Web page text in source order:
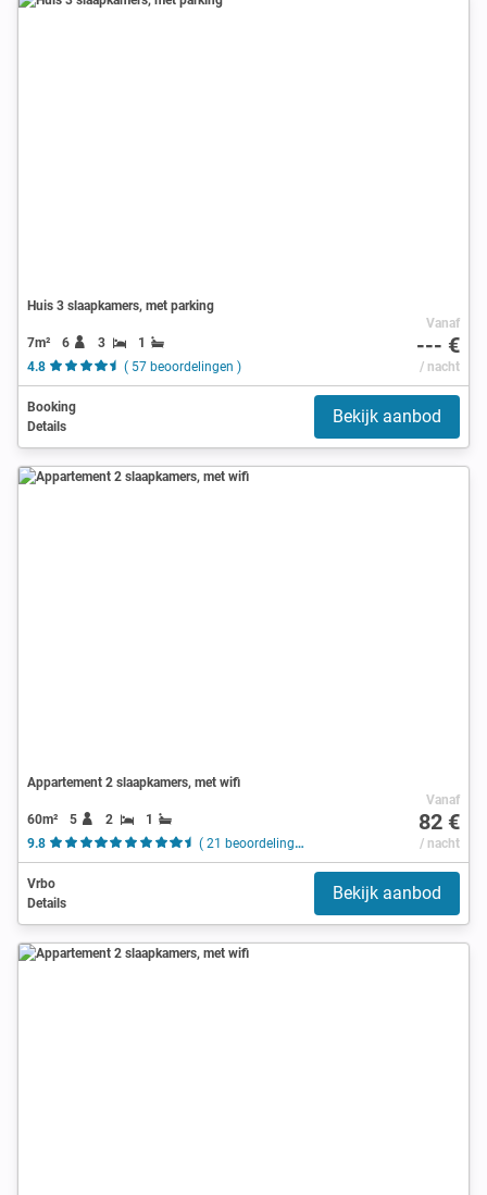
Huis 3 slaapkamers, met parking
7m² 6 3
1
4.8
( 57 beoordelingen )
Vanaf
--- €
/ nacht
Booking
Details
Bekijk aanbod
Appartement 2 slaapkamers, met wifi
60m² 5 2
1
9.8
( 21 beoordelingen )
Vanaf
82 €
/ nacht
Vrbo
Details
Bekijk aanbod